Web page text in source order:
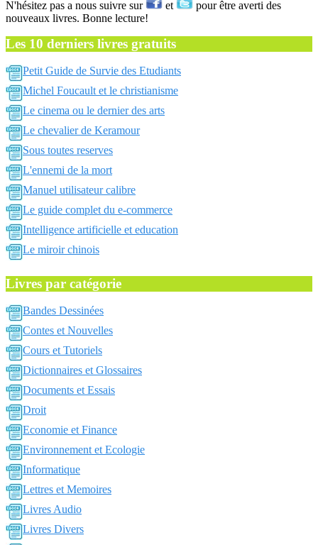
N'hésitez pas a nous suivre sur et
pour être averti des
nouveaux livres. Bonne lecture!
Les 10 derniers livres gratuits
Petit Guide de Survie des Etudiants
Michel Foucault et le christianisme
Le cinema ou le dernier des arts
Le chevalier de Keramour
Sous toutes reserves
L'ennemi de la mort
Manuel utilisateur calibre
Le guide complet du e-commerce
Intelligence artificielle et education
Le miroir chinois
Livres par catégorie
Bandes Dessinées
Contes et Nouvelles
Cours et Tutoriels
Dictionnaires et Glossaires
Documents et Essais
Droit
Economie et Finance
Environnement et Ecologie
Informatique
Lettres et Memoires
Livres Audio
Livres Divers